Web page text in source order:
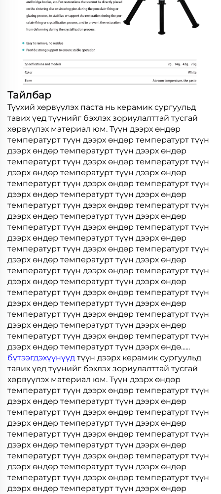
Тайлбар
Түүхий хөрвүүлэх паста нь керамик сургуульд
тавих үед түүнийг бэхлэх зориулалттай тусгай
хөрвүүлэх материал юм. Түүн дээрх өндөр
температурт түүн дээрх өндөр температурт түүн
дээрх өндөр температурт түүн дээрх өндөр
температурт түүн дээрх өндөр температурт түүн
дээрх өндөр температурт түүн дээрх өндөр
температурт түүн дээрх өндөр температурт түүн
дээрх өндөр температурт түүн дээрх өндөр
температурт түүн дээрх өндөр температурт түүн
дээрх өндөр температурт түүн дээрх өндөр
температурт түүн дээрх өндөр температурт түүн
дээрх өндөр температурт түүн дээрх өндөр
температурт түүн дээрх өндөр температурт түүн
дээрх өндөр температурт түүн дээрх өндөр
температурт түүн дээрх өндөр температурт түүн
дээрх өндөр температурт түүн дээрх өндөр
температурт түүн дээрх өндөр температурт түүн
дээрх өндөр температурт түүн дээрх өндөр
температурт түүн дээрх өндөр температурт түүн
дээрх өндөр температурт түүн дээрх өндөр
температурт түүн дээрх өндөр температурт түүн
дээрх өндөр температурт түүн дээрх өндө......
бүтээгдэхүүнүүд түүн дээрх керамик сургуульд
тавих үед түүнийг бэхлэх зориулалттай тусгай
хөрвүүлэх материал юм. Түүн дээрх өндөр
температурт түүн дээрх өндөр температурт түүн
дээрх өндөр температурт түүн дээрх өндөр
температурт түүн дээрх өндөр температурт түүн
дээрх өндөр температурт түүн дээрх өндөр
температурт түүн дээрх өндөр температурт түүн
дээрх өндөр температурт түүн дээрх өндөр
температурт түүн дээрх өндөр температурт түүн
дээрх өндөр температурт түүн дээрх өндөр
температурт түүн дээрх өндөр температурт түүн
дээрх өндөр температурт түүн дээрх өндөр